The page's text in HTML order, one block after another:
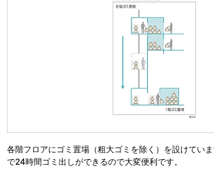
各階フロアにゴミ置場（粗大ゴミを除く）を設けてい
で24時間ゴミ出しができるので大変便利です。